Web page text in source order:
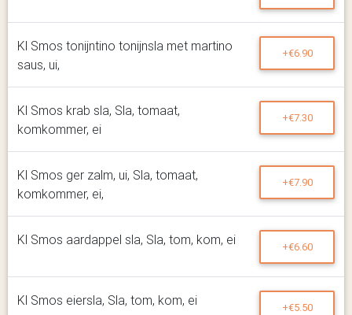
Kl Smos tonijntino tonijnsla met martino
saus, ui,
+€6.90
Kl Smos krab sla, Sla, tomaat,
komkommer, ei
+€7.30
Kl Smos ger zalm, ui, Sla, tomaat,
komkommer, ei,
+€7.90
Kl Smos aardappel sla, Sla, tom, kom, ei +€6.60
Kl Smos eiersla, Sla, tom, kom, ei +€5.50